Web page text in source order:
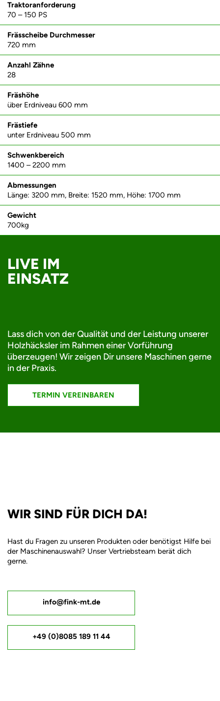
Traktoranforderung
70 – 150 PS
Frässcheibe Durchmesser
720 mm
Anzahl Zähne
28
Fräshöhe
über Erdniveau 600 mm
Frästiefe
unter Erdniveau 500 mm
Schwenkbereich
1400 – 2200 mm
Abmessungen
Länge: 3200 mm, Breite: 1520 mm, Höhe: 1700 mm
Gewicht
700kg
LIVE IM
EINSATZ
Lass dich von der Qualität und der Leistung unserer
Holzhäcksler im Rahmen einer Vorführung
überzeugen! Wir zeigen Dir unsere Maschinen gerne
in der Praxis.
WIR SIND FÜR DICH DA!
Hast du Fragen zu unseren Produkten oder benötigst Hilfe bei
der Maschinenauswahl? Unser Vertriebsteam berät dich
gerne.
info@fink-mt.de
+49 (0)8085 189 11 44